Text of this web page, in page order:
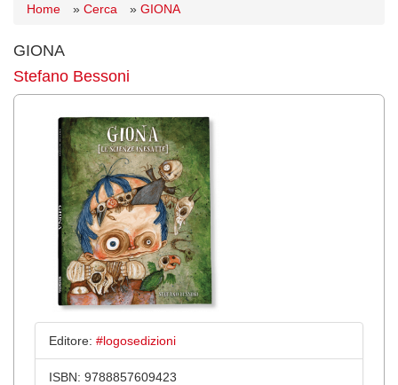
Home » Cerca » GIONA
GIONA
Stefano Bessoni
Editore: #logosedizioni
ISBN: 9788857609423